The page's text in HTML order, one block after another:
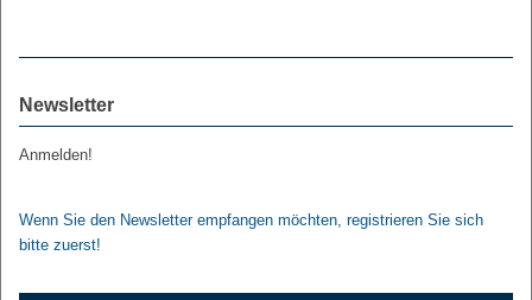
Newsletter
Anmelden!
Wenn Sie den Newsletter empfangen möchten, registrieren Sie sich
bitte zuerst!